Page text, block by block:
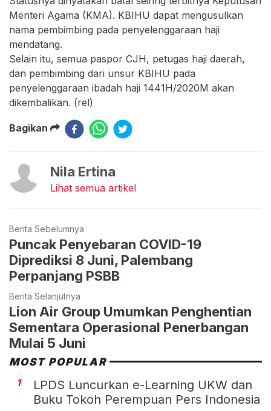
Menteri Agama (KMA). KBIHU dapat mengusulkan
nama pembimbing pada penyelenggaraan haji
mendatang.
Selain itu, semua paspor CJH, petugas haji daerah,
dan pembimbing dari unsur KBIHU pada
penyelenggaraan ibadah haji 1441H/2020M akan
dikembalikan. (rel)
Bagikan
Nila Ertina
Lihat semua artikel
Berita Sebelumnya
Puncak Penyebaran COVID-19
Diprediksi 8 Juni, Palembang
Perpanjang PSBB
Berita Selanjutnya
Lion Air Group Umumkan Penghentian
Sementara Operasional Penerbangan
Mulai 5 Juni
MOST POPULAR
1
LPDS Luncurkan e-Learning UKW dan
Buku Tokoh Perempuan Pers Indonesia